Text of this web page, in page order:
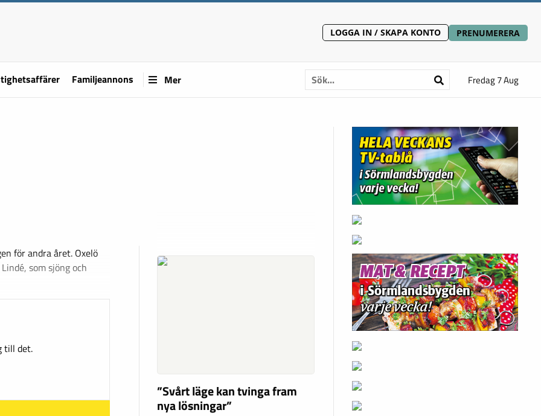
LOGGA IN / SKAPA KONTO PRENUMERERA
Familjeannons Mer Fredag 7 Aug
för andra året. Oxelö
som sjöng och
till det.
”Svårt läge kan tvinga fram
nya lösningar”